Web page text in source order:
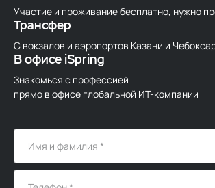
Участие и проживание бесплатно, нужно
Трансфер
С вокзалов и аэропортов Казани и
В офисе iSpring
Знакомься с профессией
прямо в офисе глобальной ИТ-компании